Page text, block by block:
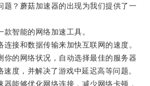
？蘑菇加速器的出现为我们提供了一
智能的网络加速工具。
接和数据传输来加快互联网的速度。
的网络状况，自动选择最佳的服务器
度，并解决了游戏中延迟高等问题。
能够优化网络连接，减少网络卡顿，